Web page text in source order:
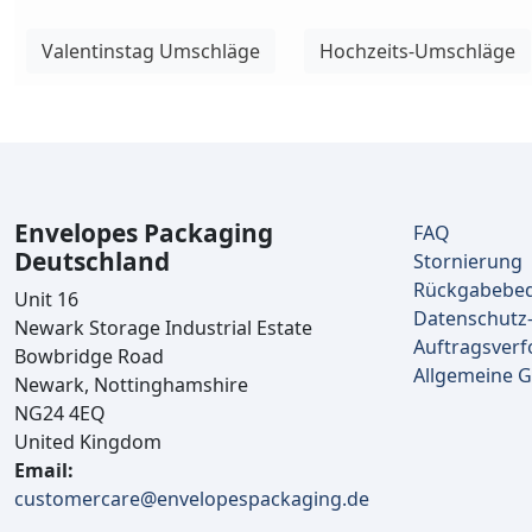
Valentinstag Umschläge Hochzeits-Umschläge
Envelopes Packaging
Deutschland
Unit 16
Newark Storage Industrial Estate
Bowbridge Road
Newark, Nottinghamshire
NG24 4EQ
United Kingdom
Email:
customercare@envelopespackaging.de
FAQ
Stornierung
Allgemeine